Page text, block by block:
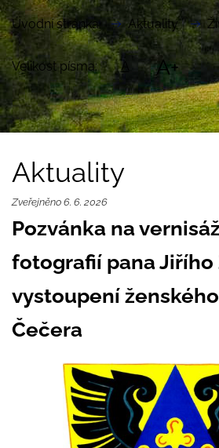
Úvodní stránka Aktuality
Velikost písma: A A+
Aktuality
Zveřejněno 6. 6. 2026
Pozvánka na
fotografií pana Jiřího
vystoupení
Čečera